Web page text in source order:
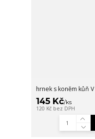
hrnek s koněm kůň V
145 Kč/ks
120 Kč bez DPH